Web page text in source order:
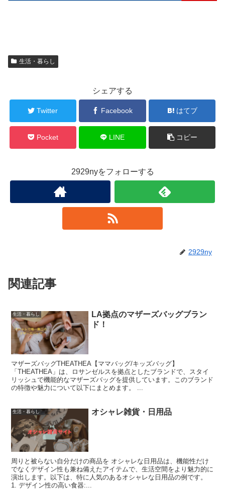
生活・暮らし
シェアする
Twitter Facebook はてブ
Pocket LINE コピー
2929nyをフォローする
2929ny
関連記事
生活・暮らし
LA拠点のマザーズバッグブラン
ド！
マザーズバッグTHEATHEA【ママバッグ/キッズバッグ】
「THEATHEA」は、ロサンゼルスを拠点としたブランドで、スタイ
リッシュで機能的なマザーズバッグを提供しています。このブランド
の特徴や魅力について以下にまとめます。 ...
生活・暮らし オシャレ雑貨・日用品
周りと被らない自分だけの商品を オシャレな日用品は、機能性だけ
でなくデザイン性も兼ね備えたアイテムで、生活空間をより魅力的に
演出します。以下は、特に人気のあるオシャレな日用品の例です。
1. デザイン性の高い食器:...